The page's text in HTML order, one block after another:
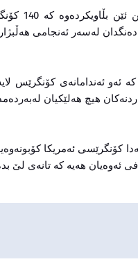
کەناڵی
هه‌ڵبژاردنه‌كانی 3ی نۆڤه‌مبه‌ری رابردوو، تانه‌ بده‌ن و
كه‌ ئه‌و ئه‌ندامانه‌ی كۆنگرێس
هیچ هه‌لێكیان
كۆنگرێسی ئه‌مریكا
ئەوەیان هەیە کە تانه‌ی لێ